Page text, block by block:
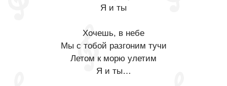
Я и ты
Хочешь, в небе
Мы с тобой разгоним тучи
Летом к морю улетим
Я и ты…